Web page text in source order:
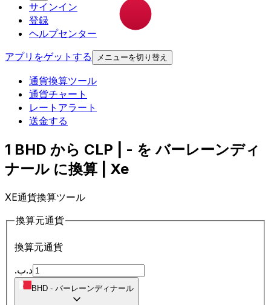
サインイン
登録
ヘルプセンター
アプリをゲットする
メニューを切り替え
通貨換算ツール
通貨チャート
レートアラート
送金する
1 BHD から CLP | - を バーレーンディ
ナール に換算 | Xe
XE通貨換算ツール
換算元通貨
換算元通貨
.د.ب
BHD - バーレーンディナール